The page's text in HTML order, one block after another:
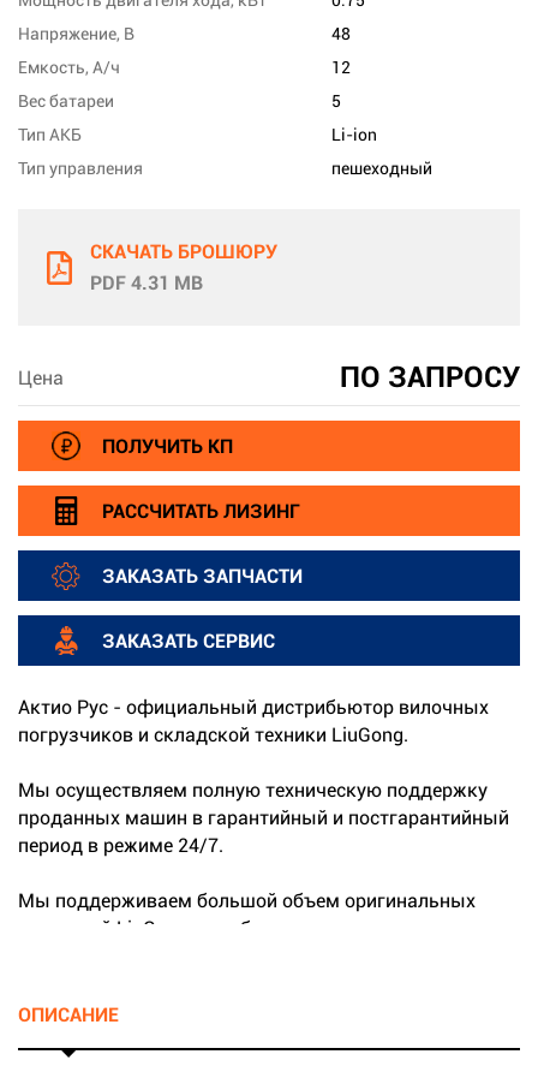
Напряжение, В
48
Емкость, А/ч
12
Вес батареи
5
Тип АКБ
Li-ion
Тип управления
пешеходный
СКАЧАТЬ БРОШЮРУ
PDF 4.31 MB
Цена ПО ЗАПРОСУ
ПОЛУЧИТЬ КП
РАССЧИТАТЬ ЛИЗИНГ
ЗАКАЗАТЬ ЗАПЧАСТИ
ЗАКАЗАТЬ СЕРВИС
Актио Рус - официальный дистрибьютор вилочных
погрузчиков и складской техники LiuGong.
Мы осуществляем полную техническую поддержку
проданных машин в гарантийный и постгарантийный
период в режиме 24/7.
Мы поддерживаем большой объем оригинальных
запчастей LiuGong на собственных складах.
ОПИСАНИЕ